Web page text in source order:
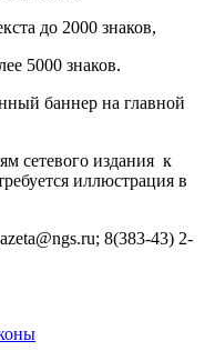
до 2000 знаков,
5000 знаков.
баннер на главной
сетевого издания к
иллюстрация в
8(383-43) 2-